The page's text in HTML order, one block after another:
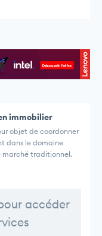
immobilier
objet de coordonner
dans le domaine
marché traditionnel.
accéder